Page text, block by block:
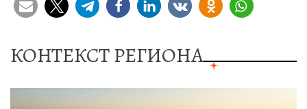
КОНТЕКСТ РЕГИОНА